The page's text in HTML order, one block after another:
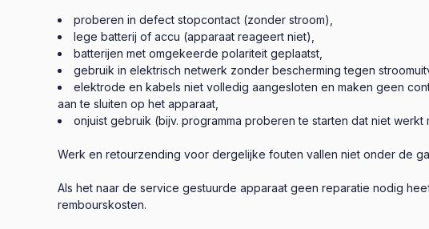
proberen in defect stopcontact (zonder stroom),
lege batterij of accu (apparaat reageert niet),
batterijen met omgekeerde polariteit geplaatst,
gebruik in elektrisch netwerk zonder bescherming tegen
elektrode en kabels niet volledig aangesloten en maken geen
aan te sluiten op het apparaat,
onjuist gebruik (bijv. programma proberen te starten dat niet
Werk en retourzending voor dergelijke fouten vallen niet onder de
Als het naar de service gestuurde apparaat geen reparatie nodig
rembourskosten.